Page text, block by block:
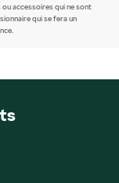
accessoires qui ne sont
qui se fera un